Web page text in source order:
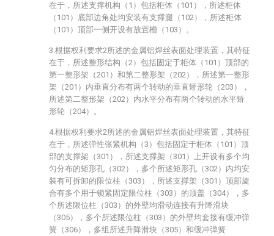
在于，所述支撑机构（1）包括柜体（101），所述柜体
（101）底部边角处均安装有支撑腿（102），所述柜体
（101）顶部一侧开设有放置槽（103）。
3.根据权利要求2所述的金属铝焊丝表面处理装置，其特征
在于，所述整形结构（2）包括固定于柜体（101）顶部的
第一整形架（201）和第二整形架（202），所述第一整形
架（201）内垂直分布有两个转动的垂直矫形轮（203），
所述第二整形架（202）内水平分布有两个转动的水平矫
形轮（204）。
4.根据权利要求2所述的金属铝焊丝表面处理装置，其特征
在于，所述弹性张紧机构（3）包括固定于柜体（101）顶
部的支撑架（301），所述支撑架（301）上开设有多个均
匀分布的矩形孔（302），多个所述矩形孔（302）内均安
装有可拆卸的限位柱（303），所述支撑架（301）顶部旋
合有多个用于锁紧固定限位柱（303）的顶盖（304），多
个所述限位柱（303）的外壁均滑动连接有升降滑块
（305），多个所述限位柱（303）的外壁均套接有缓冲弹
簧（306），多组所述升降滑块（305）和缓冲弹簧